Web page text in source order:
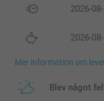
2026-
2026-
Mer information om
Blev något